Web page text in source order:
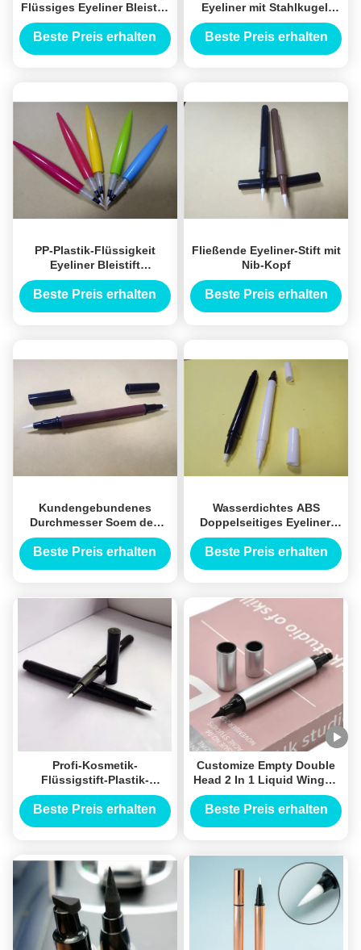
Flüssiges Eyeliner Bleistift
ABS Kunststoff Langlebige
UV-Beschichtung
Beste Preis erhalten
Eyeliner mit Stahlkugel,
Schwarzer Bleistift Eyeliner
Kunststoff
Beste Preis erhalten
PP-Plastik-Flüssigkeit
Eyeliner Bleistift
Verpackung beliebige
Farbe Chili Form 125.3 *
Beste Preis erhalten
Fließende Eyeliner-Stift mit
Nib-Kopf
Beste Preis erhalten
Kundengebundenes
Durchmesser Soem des
Farbdoppelseitiges
Eyeliner-Seidendruck-
Beste Preis erhalten
Wasserdichtes ABS
Doppelseitiges Eyeliner,
Flüssiges Stift Eyeliner
141.3 * 11.5mm
Beste Preis erhalten
Profi-Kosmetik-
Flüssigstift-Plastik-
Eyeliner-Stift-Verpackung
ISO-Zertifizierung
Beste Preis erhalten
Customize Empty Double
Head 2 In 1 Liquid Winged
Eyeliner Stamp Pen Tube
Eye Liner Packaging Pencil
Beste Preis erhalten